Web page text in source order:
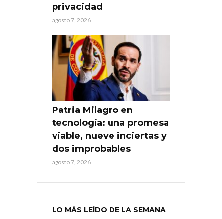
privacidad
agosto 7, 2026
Patria Milagro en
tecnología: una promesa
viable, nueve inciertas y
dos improbables
agosto 7, 2026
LO MÁS LEÍDO DE LA SEMANA